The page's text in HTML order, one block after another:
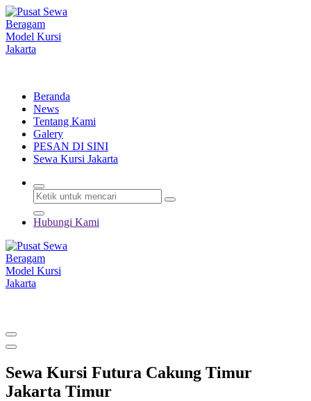
Lewati
ke
konten
Beranda
News
Tentang Kami
Galery
PESAN DI SINI
Sewa Kursi Jakarta
Hubungi Kami
Sewa Kursi Futura Cakung Timur
Jakarta Timur